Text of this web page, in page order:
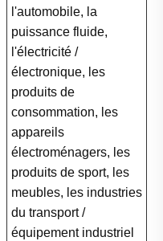
l'automobile, la
puissance fluide,
l'électricité /
électronique, les
produits de
consommation, les
appareils
électroménagers, les
produits de sport, les
meubles, les industries
du transport /
équipement industriel